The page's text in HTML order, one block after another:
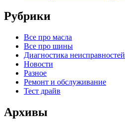
Рубрики
Все про масла
Все про шины
Диагностика неисправностей
Новости
Разное
Ремонт и обслуживание
Тест драйв
Архивы